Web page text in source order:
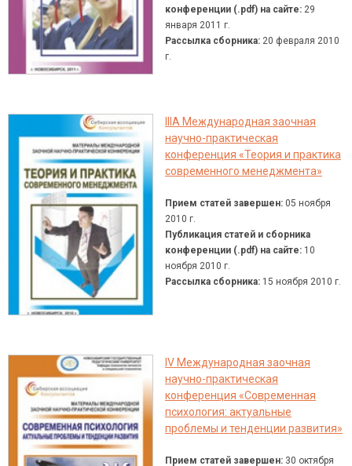
конференции (.pdf) на сайте: 29
января 2011 г.
Рассылка сборника: 20 февраля 2010
г.
IIIA Международная заочная
научно-практическая
конференция «Теория и практика
современного менеджмента»
Прием статей завершен: 05 ноября
2010 г.
Публикация статей и сборника
конференции (.pdf) на сайте: 10
ноября 2010 г.
Рассылка сборника: 15 ноября 2010 г.
IV Международная заочная
научно-практическая
конференция «Современная
психология: актуальные
проблемы и тенденции развития»
Прием статей завершен: 30 октября